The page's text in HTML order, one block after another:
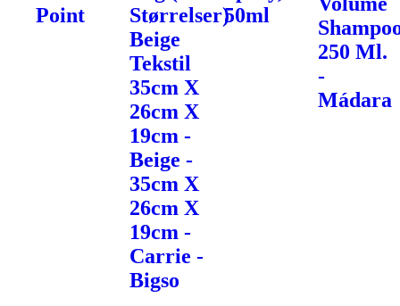
Point
Størrelser)
Beige
Tekstil
35cm X
26cm X
19cm -
Beige -
35cm X
26cm X
19cm -
Carrie -
Bigso
50ml
250 Ml.
-
Mádara